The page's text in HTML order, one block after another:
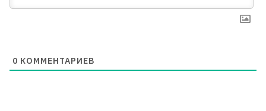
0 КОММЕНТАРИЕВ